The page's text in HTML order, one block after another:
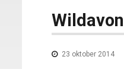
23 oktober 2014